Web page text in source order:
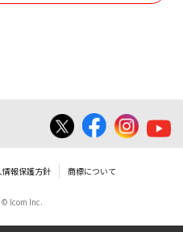
はご使用できませ
。
る場合があります。
掲載していますBIOS/
情報保護方針 商標について
Icom Inc.